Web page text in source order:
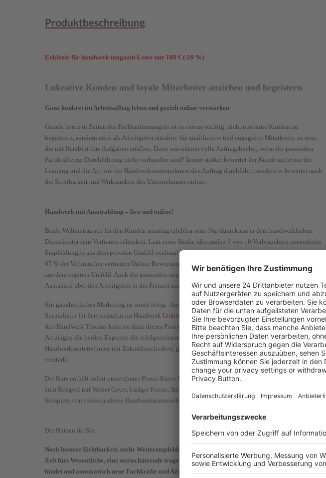
Produktbeschreibung
Exklusiv für handwerk magazin-Leser nur 188 € (-20 %)
Lukrative Kunden und loyale Mitarbeiter anziehen und begeistern
Ganz konkret im Arbeitsalltag leben und gezielt online verstärken
Gerade heute in Zeiten des Fachkräftemangels ist es enorm wichtig, nicht nur seine Kunden zu
begeistern, sondern auch als Arbeitgeber attraktiv für qualifizierte und engagierte Mitarbeiter zu sein,
die mit Herzblut ihre Aufgaben erfüllen. Denn was nützen volle Auftragsbücher, wenn die passenden
Fachkräfte zur Durchführung nicht vorhanden sind? Immer stärker bewertet der Kunde nicht nur die
Leistung und die Art, wie ein Handwerksunternehmen den Auftrag durchführt, sondern er bewertet auch
die Sichtbarkeit und Wirksamkeit des Unternehmens online.
Handwerk mit Ausstrahlung – live und online!
Beide Welten müssen für den Kunden stimmig erlebbar sein. Nur dann kann er dem handwerklichen
Dienstleister sein Vertrauen schenken. Laut einer Studie überprüfen 9 von 10 Verbrauchern persönliche
Empfehlungen aus dem privaten Umfeld nochmal mit Online-Bewertungen und vergleichen diese. Und
85 % der Verbraucher vertrauen Online-Bewertungen sowieso schon im selben Maß wie Empfehlungen
aus dem eigenen Umfeld. Auch die passenden neuen Mitarbeiter-Kollegen werden heute durch den
Austausch über den Arbeitgeber in der Freizeit und via Social Media gefunden.
Ein ganzheitliches Marketing ist somit nötig. Aus der langjährigen Zusammenarbeit zwischen der
Spezialistin für Servicekultur im Handwerk Umberta Andrea Simonismit dem Internet-Marketing Profi
fürs Handwerk Thomas Issler ist dazu dieses Pionierprojekt entstanden. In dem ersten Video-Kurs seiner
Art zeigen die beiden Experten die erfolgreichsten Strategien und Werkzeuge für ein strahlkräftiges
Handwerksunternehmen mit Zukunftssicherheit, ganz konkret im Arbeitsalltag gelebt und gezielt online
verstärkt.
Der Kurs enthält sofort umsetzbares Praxis-Know-How, zusätzlich Erfolgsgeschichten, Interviews (wie
zum Beispiel mit Volker Geyer, Ludger Freese, Stefan Bohlken, Oliver Dundiew...) und reale Erfolgs-
Beispiele von vielen anderen Handwerksunternehmen.
Der Nutzen für Sie:
Noch bessere Sichtbarkeit, mehr Weiterempfehlungen, mehr Effizienz und höhere Gewinne, mehr
Zeit fürs Wesentliche, eine wertschätzende tragende Unternehmenskultur, die passende Mitarbeiter
bindet und automatisch neue Fachkräfte und Azubis anzieht.